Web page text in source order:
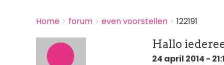
BREADCRUMBS
You
here:
Home forum even voorstellen 122191
Hallo
24 april 2014 -